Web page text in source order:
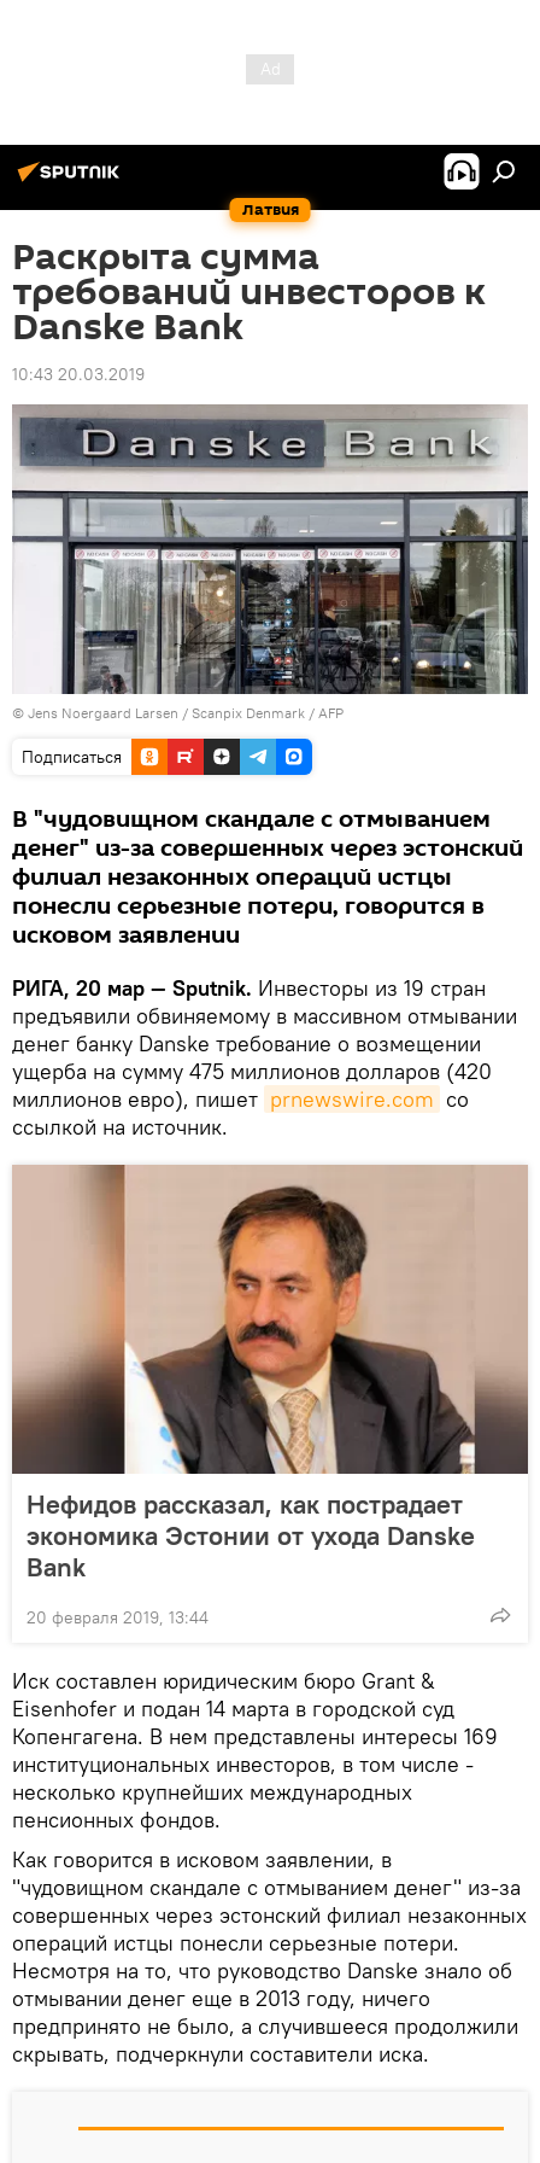
Латвия
Раскрыта сумма
требований инвесторов к
Danske Bank
10:43 20.03.2019
© Jens Noergaard Larsen / Scanpix Denmark / AFP
Подписаться
В "чудовищном скандале с отмыванием
денег" из-за совершенных через эстонский
филиал незаконных операций истцы
понесли серьезные потери, говорится в
исковом заявлении
РИГА, 20 мар — Sputnik. Инвесторы из 19 стран
предъявили обвиняемому в массивном отмывании
денег банку Danske требование о возмещении
ущерба на сумму 475 миллионов долларов (420
миллионов евро), пишет prnewswire.com со
ссылкой на источник.
Нефидов рассказал, как пострадает
экономика Эстонии от ухода Danske
Bank
20 февраля 2019, 13:44
Иск составлен юридическим бюро Grant &
Eisenhofer и подан 14 марта в городской суд
Копенгагена. В нем представлены интересы 169
институциональных инвесторов, в том числе -
несколько крупнейших международных
пенсионных фондов.
Как говорится в исковом заявлении, в
"чудовищном скандале с отмыванием денег" из-за
совершенных через эстонский филиал незаконных
операций истцы понесли серьезные потери.
Несмотря на то, что руководство Danske знало об
отмывании денег еще в 2013 году, ничего
предпринято не было, а случившееся продолжили
скрывать, подчеркнули составители иска.